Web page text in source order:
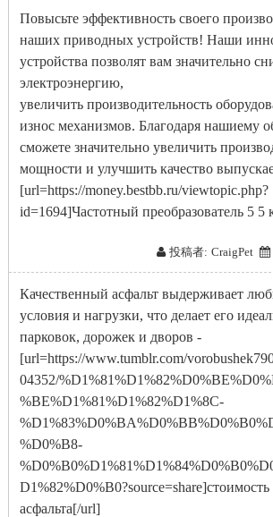
Повысьте эффективность своего
наших приводных устройств! Наши
устройства позволят вам значительно
электроэнергию,
увеличить производительность
износ механизмов. Благодаря нашиему
сможете значительно увеличить
мощности и улучшить качество
[url=https://money.bestbb.ru/viewtopic.php?
id=1694]Частотный преобразователь 5 5
投稿者: CraigPet
Качественный асфальт выдерживает
условия и нагрузки, что делает его
парковок, дорожек и дворов -
[url=https://www.tumblr.com/
04352/
%BE%D1%81%D1%82%D1%8C-
%D0%B8-
D1%82%D0%B0?source=share]стоимость
асфальта[/url]